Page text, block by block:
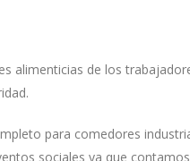
alimenticias de los
para comedores
sociales ya que